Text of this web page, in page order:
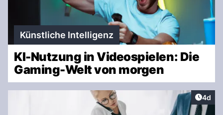
Künstliche Intelligenz
KI-Nutzung in Videospielen: Die
Gaming-Welt von morgen
4d